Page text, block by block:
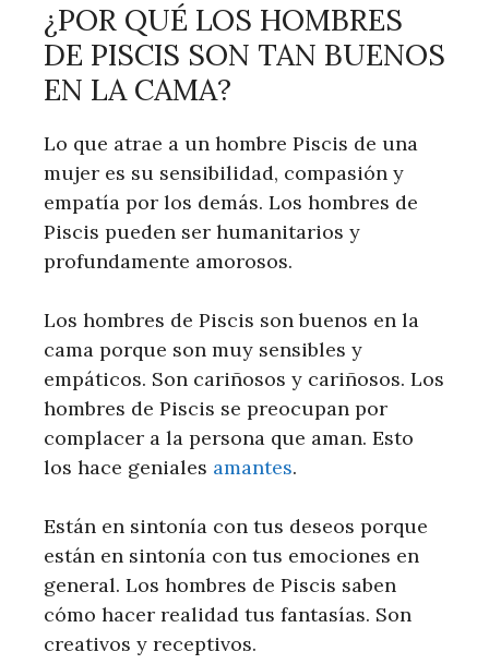
¿POR QUÉ LOS HOMBRES
DE PISCIS SON TAN BUENOS
EN LA CAMA?
Lo que atrae a un hombre Piscis de una
mujer es su sensibilidad, compasión y
empatía por los demás. Los hombres de
Piscis pueden ser humanitarios y
profundamente amorosos.
Los hombres de Piscis son buenos en la
cama porque son muy sensibles y
empáticos. Son cariñosos y cariñosos. Los
hombres de Piscis se preocupan por
complacer a la persona que aman. Esto
los hace geniales amantes.
Están en sintonía con tus deseos porque
están en sintonía con tus emociones en
general. Los hombres de Piscis saben
cómo hacer realidad tus fantasías. Son
creativos y receptivos.